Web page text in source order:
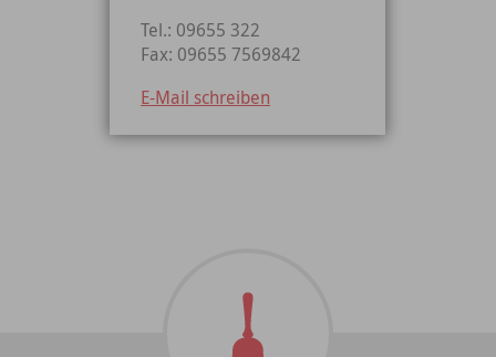
Tel.: 09655 322
Fax: 09655 7569842
E-Mail schreiben